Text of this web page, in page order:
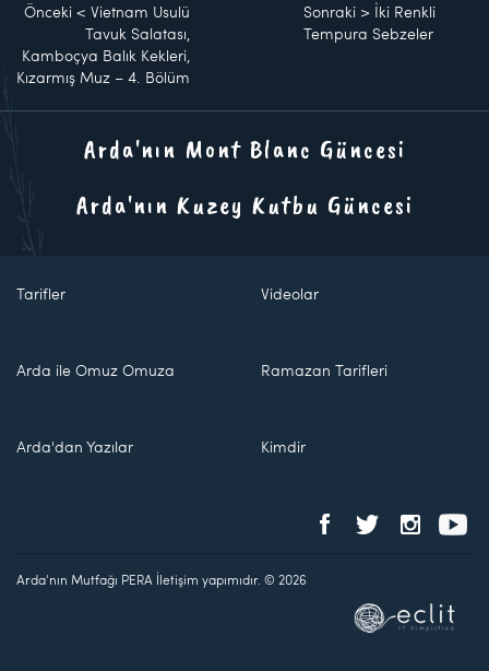
Önceki < Vietnam Usulü
Tavuk Salatası,
Kamboçya Balık Kekleri,
Kızarmış Muz – 4. Bölüm
Sonraki > İki Renkli
Tempura Sebzeler
Arda'nın Mont Blanc Güncesi
Arda'nın Kuzey Kutbu Güncesi
Tarifler Videolar
Arda ile Omuz Omuza Ramazan Tarifleri
Arda'dan Yazılar Kimdir
Arda'nın Mutfağı PERA İletişim yapımıdır. © 2026